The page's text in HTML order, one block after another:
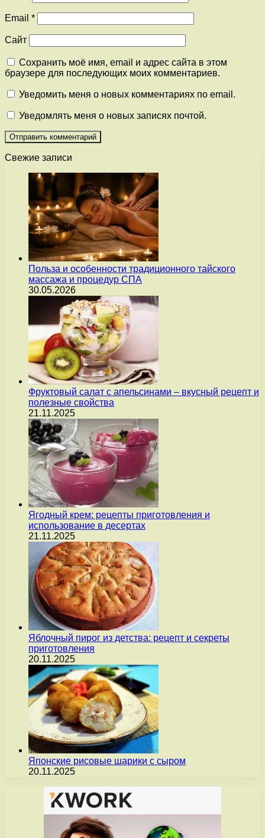
Email *
Сайт
Сохранить моё имя, email и адрес сайта в этом
браузере для последующих моих комментариев.
Уведомить меня о новых комментариях по email.
Уведомлять меня о новых записях почтой.
Свежие записи
Польза и особенности традиционного тайского
массажа и процедур СПА
30.05.2026
Фруктовый салат с апельсинами – вкусный рецепт и
полезные свойства
21.11.2025
Ягодный крем: рецепты приготовления и
использование в десертах
21.11.2025
Яблочный пирог из детства: рецепт и секреты
приготовления
20.11.2025
Японские рисовые шарики с сыром
20.11.2025